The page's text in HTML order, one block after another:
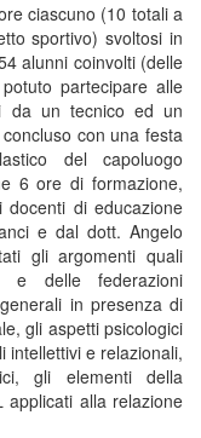
ciascuno (10 totali a
sportivo) svoltosi in
alunni coinvolti (delle
partecipare alle
da un tecnico ed un
con una festa
del capoluogo
6 ore di formazione,
di educazione
e dal dott. Angelo
gli argomenti quali
e delle federazioni
in presenza di
gli aspetti psicologici
intellettivi e relazionali,
gli elementi della
applicati alla relazione